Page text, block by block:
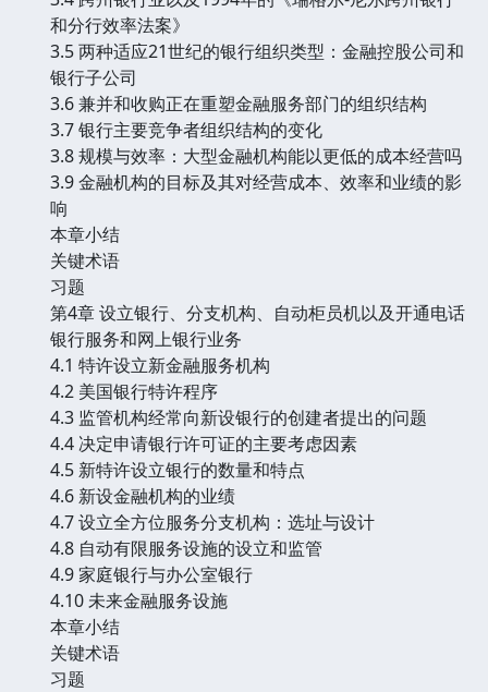
和分行效率法案》
3.5 两种适应21世纪的银行组织类型：金融控股公司和
银行子公司
3.6 兼并和收购正在重塑金融服务部门的组织结构
3.7 银行主要竞争者组织结构的变化
3.8 规模与效率：大型金融机构能以更低的成本经营吗
3.9 金融机构的目标及其对经营成本、效率和业绩的影
响
本章小结
关键术语
习题
第4章 设立银行、分支机构、自动柜员机以及开通电话
银行服务和网上银行业务
4.1 特许设立新金融服务机构
4.2 美国银行特许程序
4.3 监管机构经常向新设银行的创建者提出的问题
4.4 决定申请银行许可证的主要考虑因素
4.5 新特许设立银行的数量和特点
4.6 新设金融机构的业绩
4.7 设立全方位服务分支机构：选址与设计
4.8 自动有限服务设施的设立和监管
4.9 家庭银行与办公室银行
4.10 未来金融服务设施
本章小结
关键术语
习题